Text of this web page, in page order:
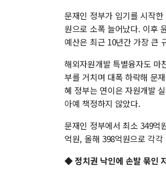
문재인 정부가 임기를 시작
원으로 소폭 늘어났다. 이후
예산은 최근 10년간 가장 큰
해외자원개발 특별융자도 마
부를 거치며 대폭 하락해 문
혜 정부는 연이은 자원개발
아예 책정하지 않았다.
문재인 정부에서 최소 349억
억원, 올해 398억원으로 각
◆ 정치권 낙인에 손발 묶인